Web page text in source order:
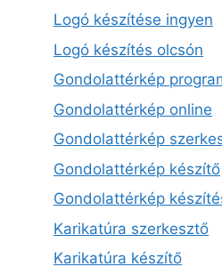
Logó készítése ingyen
Logó készítés olcsón
Gondolattérkép
Gondolattérkép online
Gondolattérkép
Gondolattérkép készítő
Gondolattérkép
Karikatúra szerkesztő
Karikatúra készítő